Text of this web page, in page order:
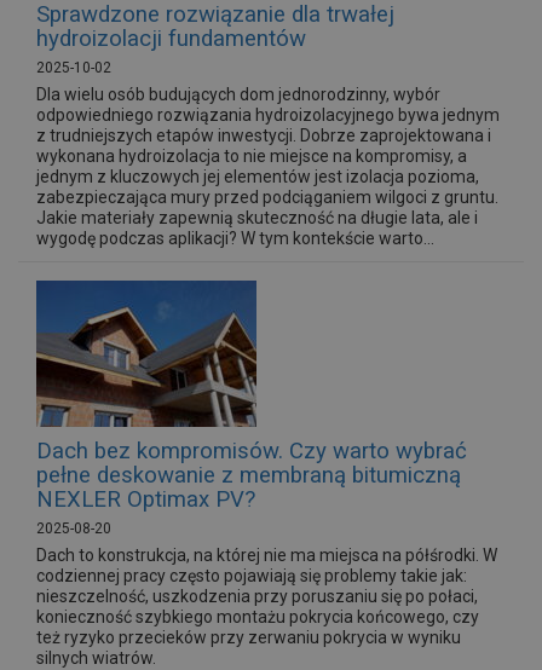
Sprawdzone rozwiązanie dla trwałej
hydroizolacji fundamentów
2025-10-02
Dla wielu osób budujących dom jednorodzinny, wybór
odpowiedniego rozwiązania hydroizolacyjnego bywa jednym
z trudniejszych etapów inwestycji. Dobrze zaprojektowana i
wykonana hydroizolacja to nie miejsce na kompromisy, a
jednym z kluczowych jej elementów jest izolacja pozioma,
zabezpieczająca mury przed podciąganiem wilgoci z gruntu.
Jakie materiały zapewnią skuteczność na długie lata, ale i
wygodę podczas aplikacji? W tym kontekście warto...
Dach bez kompromisów. Czy warto wybrać
pełne deskowanie z membraną bitumiczną
NEXLER Optimax PV?
2025-08-20
Dach to konstrukcja, na której nie ma miejsca na półśrodki. W
codziennej pracy często pojawiają się problemy takie jak:
nieszczelność, uszkodzenia przy poruszaniu się po połaci,
konieczność szybkiego montażu pokrycia końcowego, czy
też ryzyko przecieków przy zerwaniu pokrycia w wyniku
silnych wiatrów.